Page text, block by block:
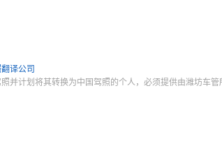
译公司
并计划将其转换为中国驾照的个人，必须提供由潍坊车